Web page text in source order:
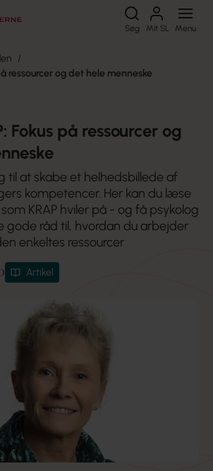
Søg Mit SL Menu
Søg
ressourcer og det hele menneske
Fokus på ressourcer og
til at skabe et helhedsbillede af
kompetencer. Her kan du læse
KRAP hviler på - og få psykolog
gode råd til, hvordan du arbejder
enkeltes ressourcer
Artikel